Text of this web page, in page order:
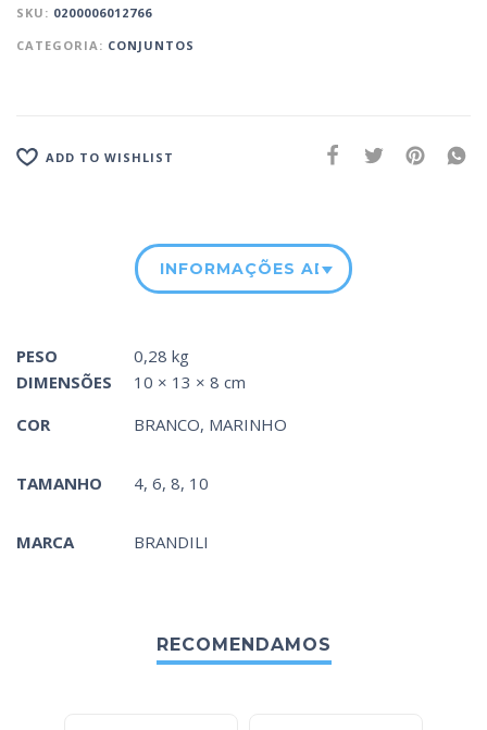
SKU: 0200006012766
CATEGORIA: CONJUNTOS
ADD TO WISHLIST
INFORMAÇÕES ADICIONAIS
PESO
0,28 kg
DIMENSÕES
10 × 13 × 8 cm
COR
BRANCO, MARINHO
TAMANHO 4, 6, 8, 10
MARCA BRANDILI
RECOMENDAMOS